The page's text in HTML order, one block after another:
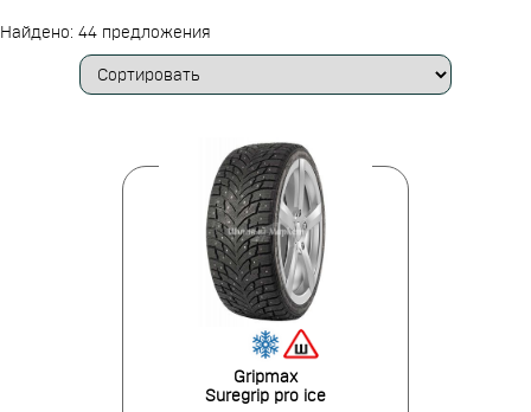
Найдено: 44 предложения
Gripmax
Suregrip pro ice